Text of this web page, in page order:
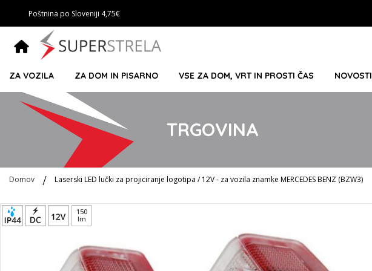
Poštnina po Sloveniji 4,75€
ZA VOZILA ZA DOM IN PISARNO VSE ZA DOM, VRT IN PROSTI ČAS NOVOSTI
TRGOVINA
Domov Laserski LED lučki za projiciranje logotipa / 12V - za vozila znamke MERCEDES BENZ (BZW3)
Preskoči
na
150
lm